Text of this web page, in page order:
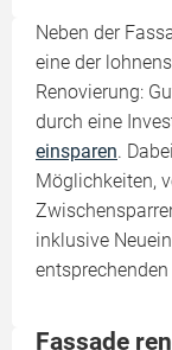
Neben der
eine der
Renovierung:
durch eine
einsparen.
Möglichkeiten,
inklusive
Fassade